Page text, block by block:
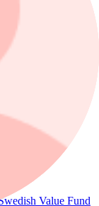
in
Småbolagsfond
medan
Value Fund